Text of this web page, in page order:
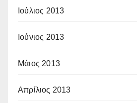
Ιούλιος 2013
Ιούνιος 2013
Μάιος 2013
Απρίλιος 2013